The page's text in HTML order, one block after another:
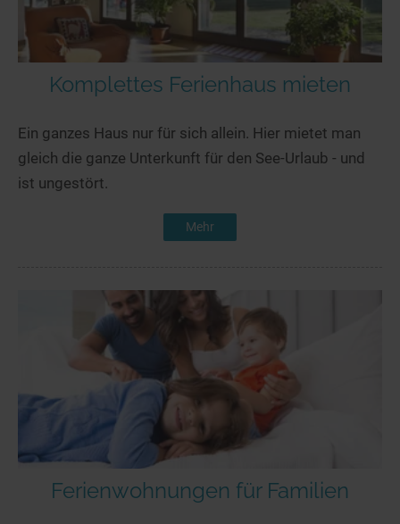
Komplettes Ferienhaus mieten
Ein ganzes Haus nur für sich allein. Hier mietet man
gleich die ganze Unterkunft für den See-Urlaub - und
ist ungestört.
Mehr
Ferienwohnungen für Familien